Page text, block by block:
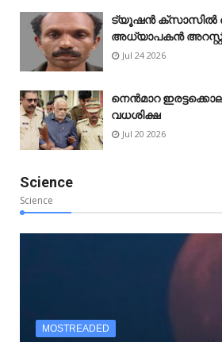
ട്യൂഷൻ ക്സാസിൽ
അധ്യാപകൻ
Jul 24 2026
നെൻമാറ
വധശിക്ഷ
Jul 20 2026
Science
Science
MOSTREADED